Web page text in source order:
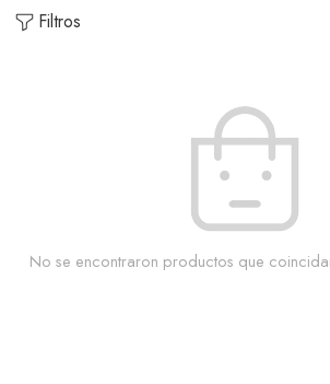
Filtros
No se encontraron productos que